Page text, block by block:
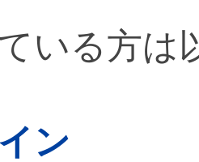
いる方は
ン